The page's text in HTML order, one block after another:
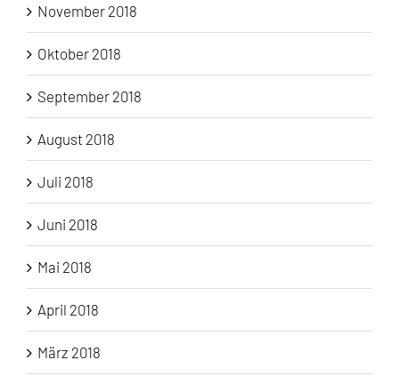
November 2018
Oktober 2018
September 2018
August 2018
Juli 2018
Juni 2018
Mai 2018
April 2018
März 2018